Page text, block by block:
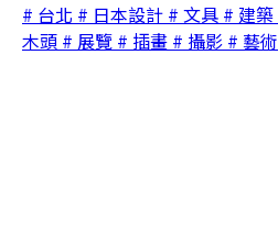
# 台北 # 日本設計 # 文具 # 建築
木頭 # 展覽 # 插畫 # 攝影 # 藝術